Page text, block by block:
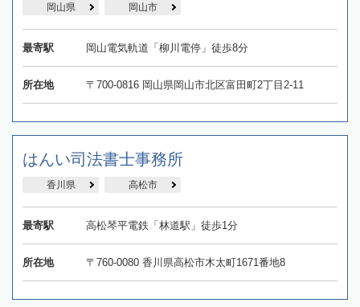
岡山県 岡山市
最寄駅 岡山電気軌道「柳川電停」徒歩8分
所在地 〒700-0816 岡山県岡山市北区富田町2丁目2-11
はんい司法書士事務所
香川県 高松市
最寄駅 高松琴平電鉄「林道駅」徒歩1分
所在地 〒760-0080 香川県高松市木太町1671番地8